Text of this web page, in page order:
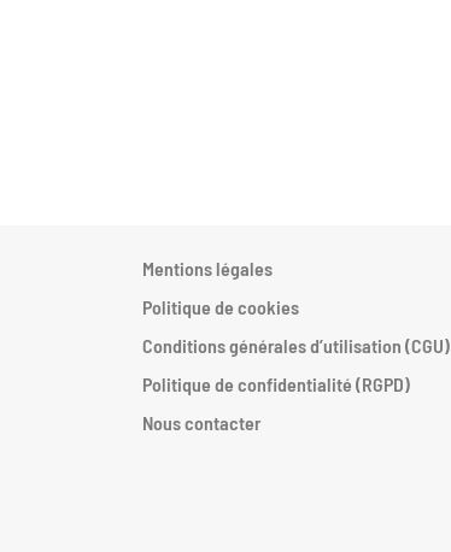
Mentions légales
Politique de cookies
Conditions générales d’utilisation (CGU)
Politique de confidentialité (RGPD)
Nous contacter